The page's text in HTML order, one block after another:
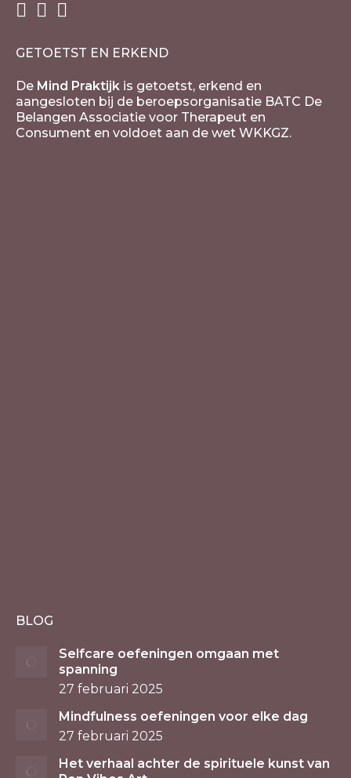
GETOETST EN ERKEND
De Mind Praktijk is getoetst, erkend en
aangesloten bij de beroepsorganisatie BATC De
Belangen Associatie voor Therapeut en
Consument en voldoet aan de wet WKKGZ.
BLOG
Selfcare oefeningen omgaan met
spanning
27 februari 2025
Mindfulness oefeningen voor elke dag
27 februari 2025
Het verhaal achter de spirituele kunst van